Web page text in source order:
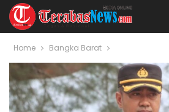
Home Bangka Barat